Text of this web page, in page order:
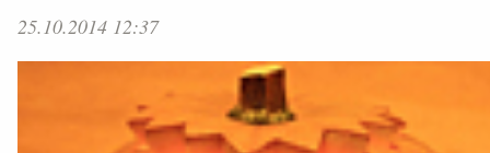
25.10.2014 12:37